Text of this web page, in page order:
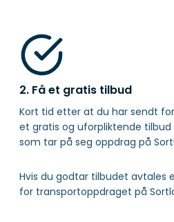
2. Få et gratis tilbud
Kort tid etter at du har sendt
et gratis og uforpliktende
som tar på seg oppdrag på
Hvis du godtar tilbudet avtales
for transportoppdraget på